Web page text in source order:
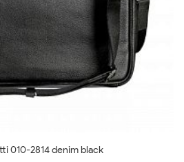
010-2814 denim black